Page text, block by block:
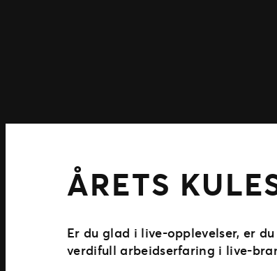
ÅRETS
Er du glad i live-opplevelser, er
verdifull arbeidserfaring i live-